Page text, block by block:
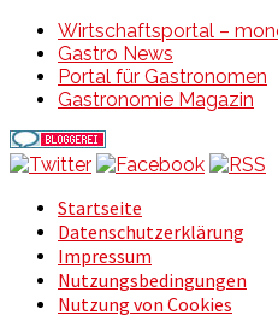
Wirtschaftsportal –
Gastro News
Portal für Gastronomen
Gastronomie Magazin
Startseite
Datenschutzerklärung
Impressum
Nutzungsbedingungen
Nutzung von Cookies